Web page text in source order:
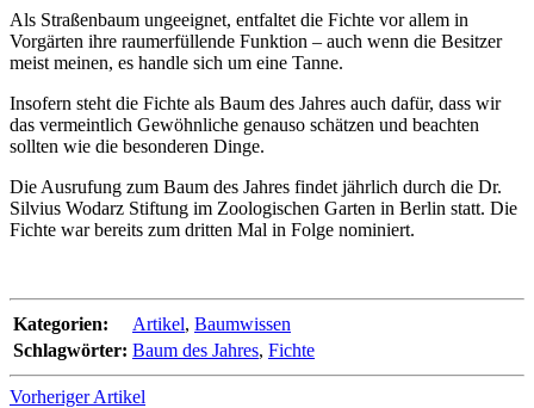
Als Straßenbaum ungeeignet, entfaltet die Fichte vor allem in
Vorgärten ihre raumerfüllende Funktion – auch wenn die Besitzer
meist meinen, es handle sich um eine Tanne.
Insofern steht die Fichte als Baum des Jahres auch dafür, dass wir
das vermeintlich Gewöhnliche genauso schätzen und beachten
sollten wie die besonderen Dinge.
Die Ausrufung zum Baum des Jahres findet jährlich durch die Dr.
Silvius Wodarz Stiftung im Zoologischen Garten in Berlin statt. Die
Fichte war bereits zum dritten Mal in Folge nominiert.
Kategorien: Artikel, Baumwissen
Schlagwörter: Baum des Jahres, Fichte
Vorheriger Artikel